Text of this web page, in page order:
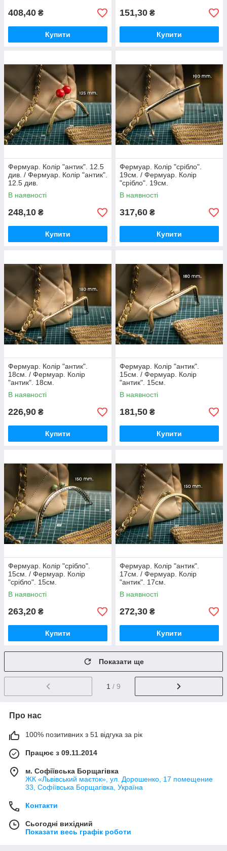
408,40 ₴
Купити
151,30 ₴
Купити
Фермуар. Колір "антик". 12.5
див. / Фермуар. Колір "антик".
12.5 див.
В наявності
248,10 ₴
Купити
Фермуар. Колір "срібло".
19см. / Фермуар. Колір
"срібло". 19см.
В наявності
317,60 ₴
Купити
Фермуар. Колір "антик".
18см. / Фермуар. Колір
"антик". 18см.
В наявності
226,90 ₴
Купити
Фермуар. Колір "антик".
15см. / Фермуар. Колір
"антик". 15см.
В наявності
181,50 ₴
Купити
Фермуар. Колір "срібло".
15см. / Фермуар. Колір
"срібло". 15см.
В наявності
263,20 ₴
Купити
Фермуар. Колір "антик".
17см. / Фермуар. Колір
"антик". 17см.
В наявності
272,30 ₴
Купити
Показати ще
1 / 9
Про нас
100% позитивних з 51 відгука за рік
Працює з 09.11.2014
м. Софіївська Борщагівка
ЖК «Львівський маєток», ул. Дорошенко, 17 помещение
33, Софіївська Борщагівка, Україна
Контакти
Сьогодні вихідний
Показати весь графік роботи